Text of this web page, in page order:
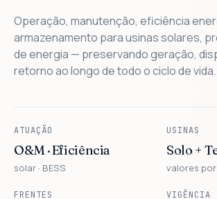
Operação, manutenção, eficiência
armazenamento para usinas solares,
de energia — preservando geração,
retorno ao longo de todo o ciclo de vida.
ATUAÇÃO
O&M · Eficiência
solar · BESS
USINAS
Solo +
valores
FRENTES VIGÊNCIA